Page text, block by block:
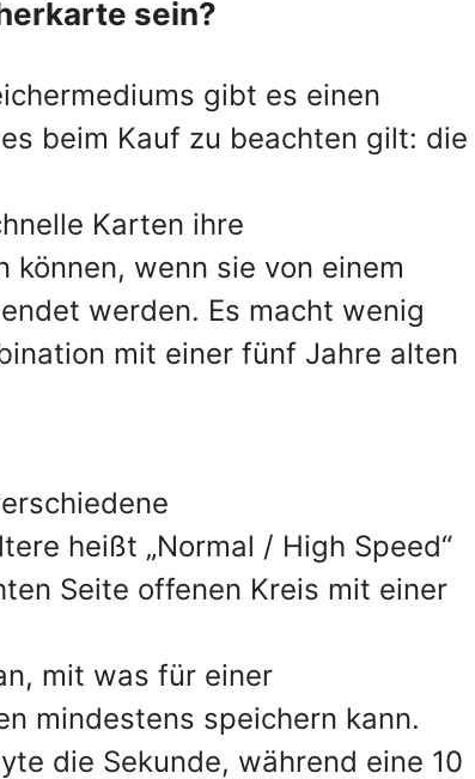
sein?
gibt es einen
beim Kauf zu beachten gilt: die
Karten ihre
wenn sie von einem
werden. Es macht wenig
mit einer fünf Jahre alten
heißt „Normal / High Speed“
Seite offenen Kreis mit einer
mit was für einer
mindestens speichern kann.
die Sekunde, während eine 10